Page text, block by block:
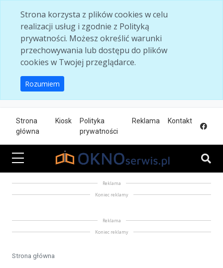
Strona korzysta z plików cookies w celu
realizacji usług i zgodnie z Polityką
prywatności. Możesz określić warunki
przechowywania lub dostępu do plików
cookies w Twojej przeglądarce.
Rozumiem
Strona
główna
Kiosk
Polityka
prywatności
Reklama Kontakt
Reklama
Koniec reklamy
Reklama
Koniec reklamy
Strona główna